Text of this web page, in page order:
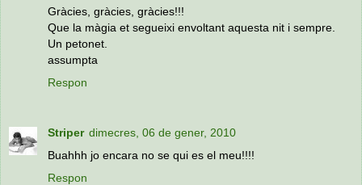
Gràcies, gràcies, gràcies!!!
Que la màgia et segueixi envoltant aquesta nit i sempre.
Un petonet.
assumpta
Respon
Striper dimecres, 06 de gener, 2010
Buahhh jo encara no se qui es el meu!!!!
Respon